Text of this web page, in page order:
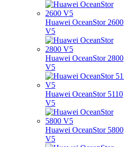
Huawei OceanStor 2600
V5
Huawei OceanStor 2800
V5
Huawei OceanStor 5110
V5
Huawei OceanStor 5800
V5